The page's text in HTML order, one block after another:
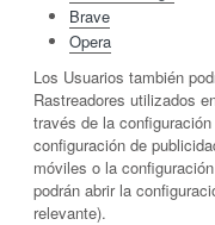
Brave
Opera
Los Usuarios también
Rastreadores utilizados
través de la
configuración de
móviles o la
podrán abrir la
relevante).